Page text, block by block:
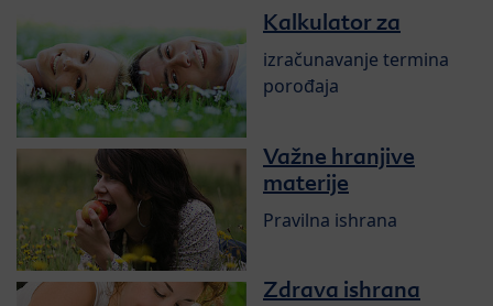
Kalkulator za
izračunavanje termina
porođaja
Važne hranjive
materije
Pravilna ishrana
Zdrava ishrana